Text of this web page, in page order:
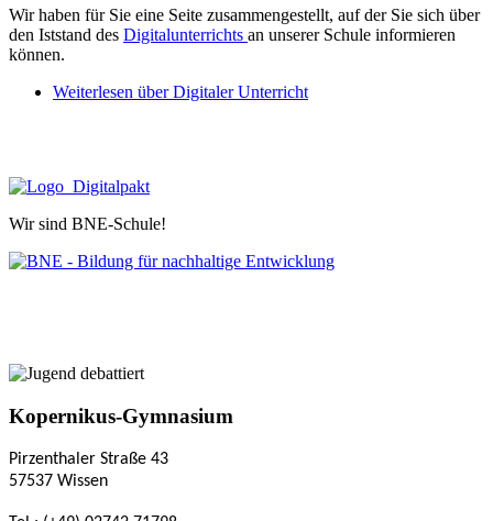
Wir haben für Sie eine Seite zusammengestellt, auf der Sie sich über
den Iststand des Digitalunterrichts an unserer Schule informieren
können.
Weiterlesen über Digitaler Unterricht
Wir sind BNE-Schule!
Kopernikus-Gymnasium
Pirzenthaler Straße 43
57537 Wissen